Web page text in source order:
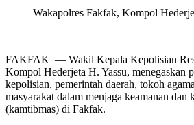
Wakapolres Fakfak, Kompol
FAKFAK — Wakil Kepala Kepolisian
Kompol Hederjeta H. Yassu, menegaskan
kepolisian, pemerintah daerah, tokoh
masyarakat dalam menjaga keamanan dan
(kamtibmas) di Fakfak.